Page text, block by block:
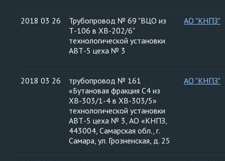
2018 03 26
Трубопровод № 69 "ВЦО из
Т-106 в ХВ-202/6"
технологической установки
АВТ-5 цеха № 3
АО "КНПЗ"
2018 03 26
трубопровод № 161
«Бутановая фракция С4 из
ХВ-303/1-4 в ХВ-303/5»
технологической установки
АВТ-5 цеха № 3, АО «КНПЗ,
443004, Самарская обл., г.
Самара, ул. Грозненская, д. 25
АО "КНПЗ"